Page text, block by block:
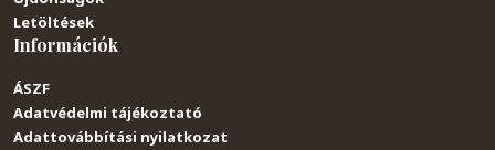
Letöltések
Információk
ÁSZF
Adatvédelmi tájékoztató
Adattovábbítási nyilatkozat